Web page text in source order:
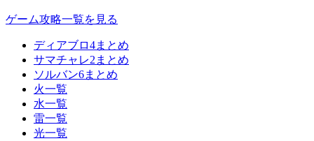
ゲーム攻略一覧を見る
ディアブロ4まとめ
サマチャレ2まとめ
ソルバン6まとめ
火一覧
水一覧
雷一覧
光一覧